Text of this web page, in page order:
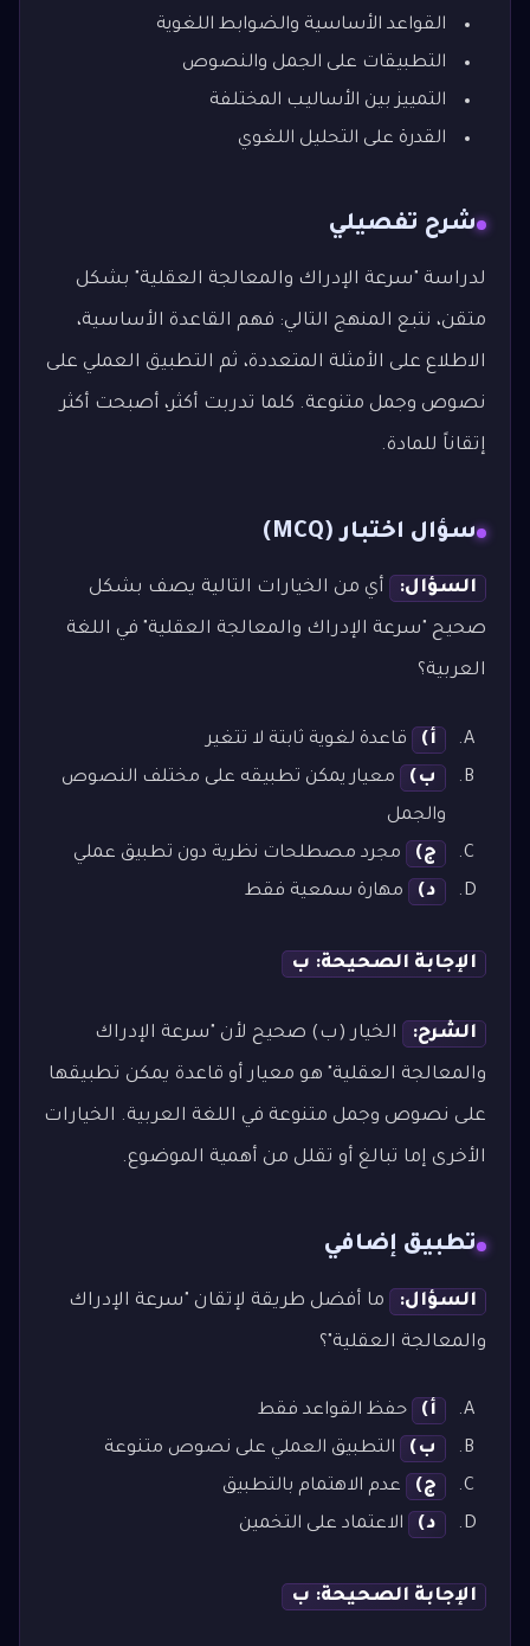
القواعد الأساسية والضوابط اللغوية
التطبيقات على الجمل والنصوص
التمييز بين الأساليب المختلفة
القدرة على التحليل اللغوي
شرح تفصيلي
لدراسة "سرعة الإدراك والمعالجة العقلية" بشكل
متقن، نتبع المنهج التالي: فهم القاعدة الأساسية،
الاطلاع على الأمثلة المتعددة، ثم التطبيق العملي على
نصوص وجمل متنوعة. كلما تدربت أكثر، أصبحت أكثر
إتقاناً للمادة.
سؤال اختبار (MCQ)
السؤال: أي من الخيارات التالية يصف بشكل
صحيح "سرعة الإدراك والمعالجة العقلية" في اللغة
العربية؟
أ)
قاعدة لغوية ثابتة لا تتغير
ب)
معيار يمكن تطبيقه على مختلف النصوص
والجمل
ج)
مجرد مصطلحات نظرية دون تطبيق عملي
د)
مهارة سمعية فقط
الإجابة الصحيحة: ب
الشرح: الخيار (ب) صحيح لأن "سرعة الإدراك
والمعالجة العقلية" هو معيار أو قاعدة يمكن تطبيقها
على نصوص وجمل متنوعة في اللغة العربية. الخيارات
الأخرى إما تبالغ أو تقلل من أهمية الموضوع.
تطبيق إضافي
السؤال: ما أفضل طريقة لإتقان "سرعة الإدراك
والمعالجة العقلية"؟
أ)
حفظ القواعد فقط
ب)
التطبيق العملي على نصوص متنوعة
ج)
عدم الاهتمام بالتطبيق
د)
الاعتماد على التخمين
الإجابة الصحيحة: ب